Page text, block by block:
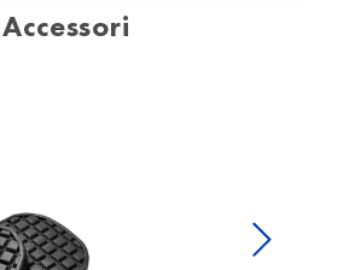
Accessori
Next